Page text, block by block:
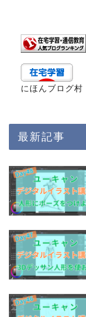
にほんブログ村
最新記事